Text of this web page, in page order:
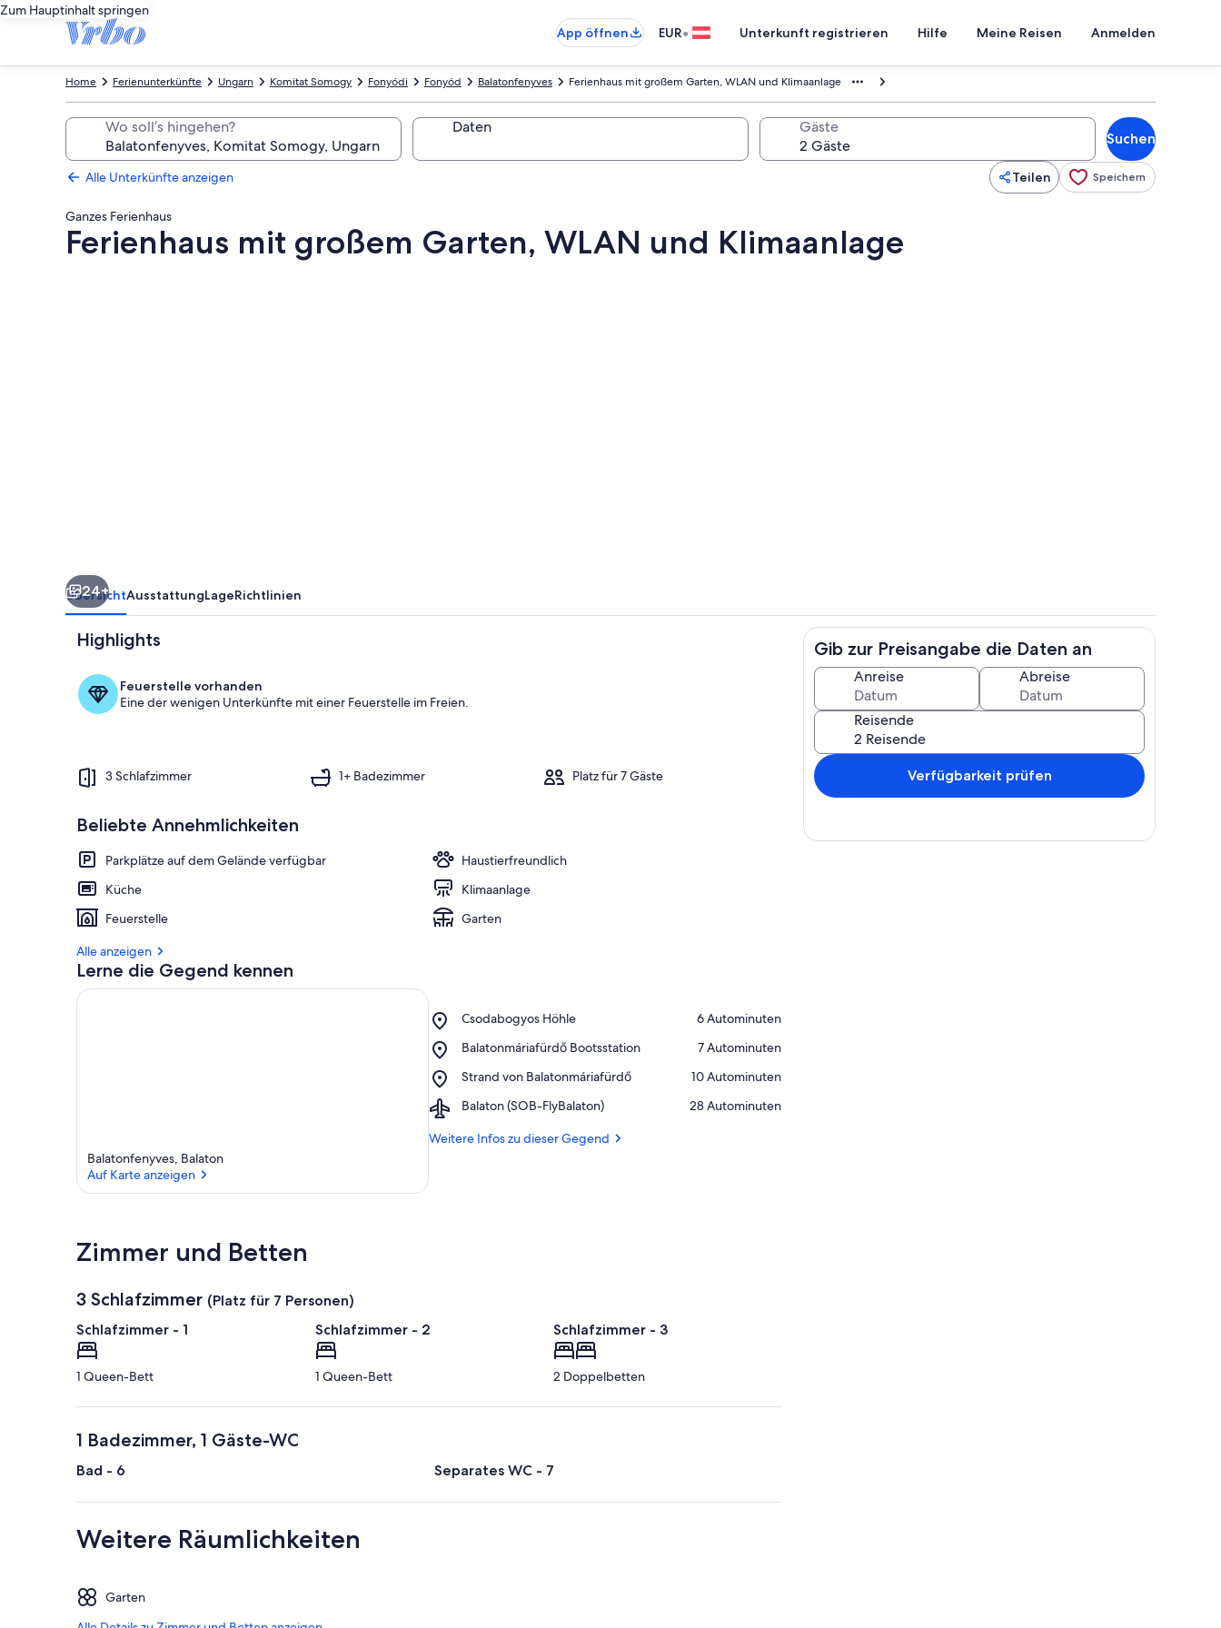
Zum Hauptinhalt springen
App öffnen
EUR• Unterkunft registrieren Hilfe Meine Reisen Anmelden
Ferienhaus mit großem Garten, WLAN und Klimaanlage
Balatonfenyves
Fonyód
Fonyódi
Komitat Somogy
Ungarn
Ferienunterkünfte
Home
Wo soll’s hingehen? Daten Gäste
Suchen
Alle Unterkünfte anzeigen Teilen Speichern
Ganzes Ferienhaus
Ferienhaus mit großem Garten, WLAN und Klimaanlage
Innenbereich Speisen
24+
ÜbersichtAusstattungLageRichtlinien
Highlights
Feuerstelle vorhanden
Eine der wenigen Unterkünfte mit einer Feuerstelle im Freien.
3 Schlafzimmer 1+ Badezimmer Platz für 7 Gäste
Beliebte Annehmlichkeiten
Parkplätze auf dem Gelände verfügbar
Haustierfreundlich
Küche
Klimaanlage
Feuerstelle
Garten
Alle anzeigen
Lerne die Gegend kennen
Balatonfenyves, Balaton
Auf Karte anzeigen
Csodabogyos Höhle
Place,
Höhle
‪6 Autominuten‬
Balatonmáriafürdő Bootsstation
Place,
Bootsstation
‪7 Autominuten‬
Strand von Balatonmáriafürdő
Place,
von
‪10 Autominuten‬
Balaton (SOB-FlyBalaton)
Airport,
(SOB-
‪28 Autominuten‬
Weitere Infos zu dieser Gegend
Zimmer und Betten
3 Schlafzimmer (Platz für 7 Personen)
Schlafzimmer - 1
1 Queen-Bett
Schlafzimmer - 2
1 Queen-Bett
Schlafzimmer - 3
2 Doppelbetten
1 Badezimmer, 1 Gäste-WC
Bad - 6 Separates WC - 7
Weitere Räumlichkeiten
Garten
Gib zur Preisangabe die Daten an
Anreise Abreise
Reisende
Verfügbarkeit prüfen